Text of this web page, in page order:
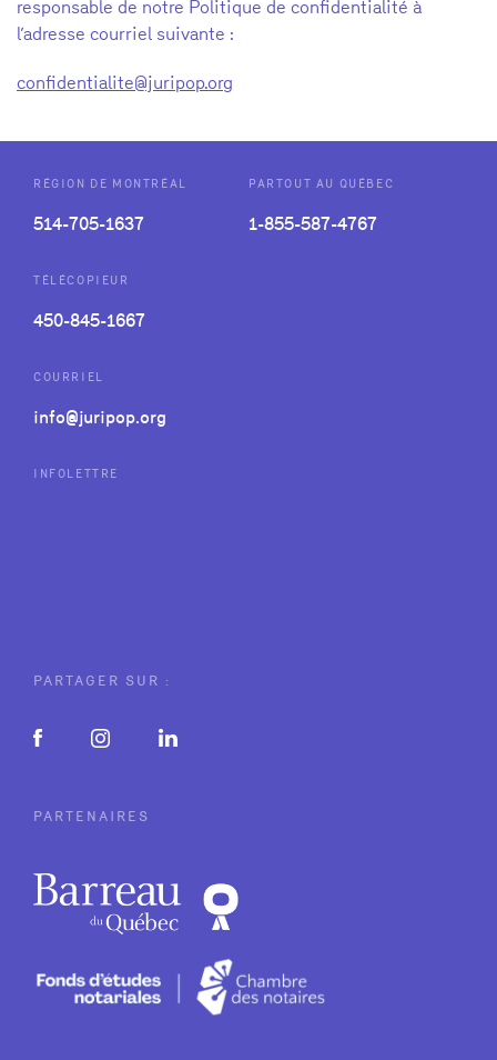
responsable de notre Politique de confidentialité à
l’adresse courriel suivante :
confidentialite@juripop.org
RÉGION DE MONTRÉAL
514-705-1637
PARTOUT AU QUÉBEC
1-855-587-4767
TÉLÉCOPIEUR
450-845-1667
COURRIEL
info@juripop.org
INFOLETTRE
PARTAGER SUR :
PARTENAIRES